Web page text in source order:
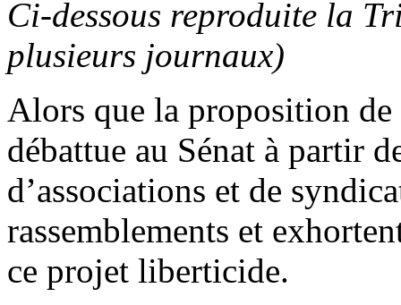
Ci-dessous reproduite la
plusieurs journaux)
Alors que la proposition
débattue au Sénat à partir
d’associations et de
rassemblements et
ce projet liberticide.